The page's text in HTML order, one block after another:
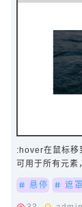
:hover在鼠标移
可用于所有元
页面链接样式,
悬停 遮